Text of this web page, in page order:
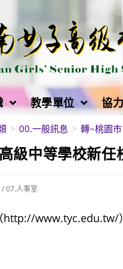
教學單位 協
> 00.一般訊息 > 轉~桃園
級中等學校新任
/07.人事室
http://www.tyc.edu.tw/